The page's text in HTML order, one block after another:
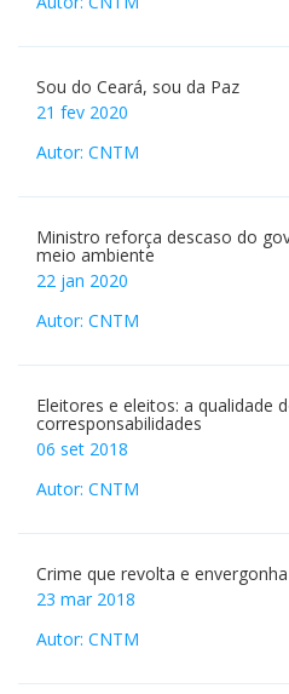
realidade
Autor: CNTM
Sou do Ceará, sou da Paz
Autor: CNTM
meio ambiente
Autor: CNTM
corresponsabilidades
Autor: CNTM
Crime que revolta e envergonha